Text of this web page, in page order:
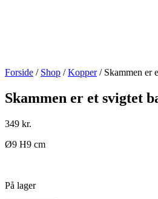
Forside / Shop /Kopper/ Skammen er
Skammen er et svigtet
349 kr.
Ø9 H9 cm
På lager